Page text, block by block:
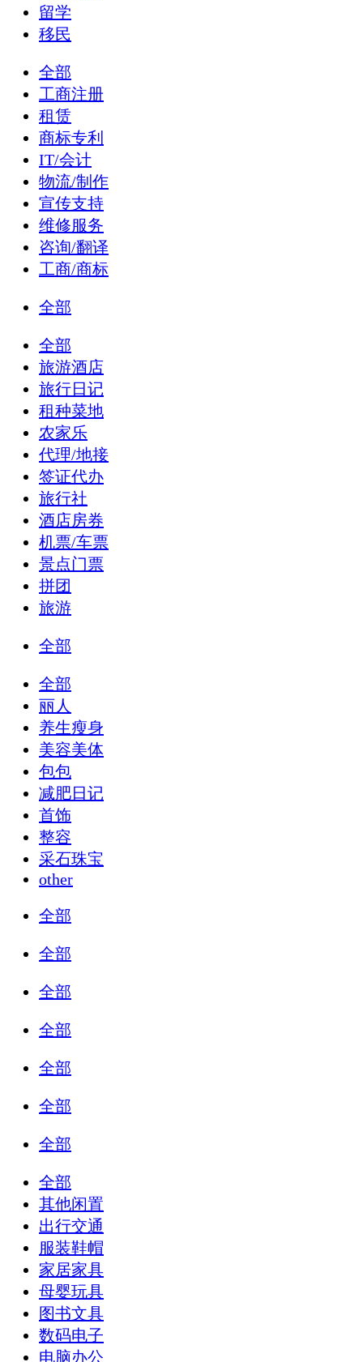
留学
移民
全部
工商注册
租赁
商标专利
IT/会计
物流/制作
宣传支持
维修服务
咨询/翻译
工商/商标
全部
全部
旅游酒店
旅行日记
租种菜地
农家乐
代理/地接
签证代办
旅行社
酒店房券
机票/车票
景点门票
拼团
旅游
全部
全部
丽人
养生瘦身
美容美体
包包
减肥日记
首饰
整容
采石珠宝
other
全部
全部
全部
全部
全部
全部
全部
全部
其他闲置
出行交通
服装鞋帽
家居家具
母婴玩具
图书文具
数码电子
电脑办公